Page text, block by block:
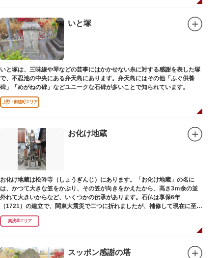
いと塚
いと塚は、三味線や琴などの芸事にはかかせない糸に対する感謝を表した塚
で、不忍池の中央にある弁天島にあります。弁天島にはその他「ふぐ供養
碑」「めがねの碑」などユニークな石碑が多いことで知られています。
上野・御徒町エリア
お化け地蔵
お化け地蔵は松吟寺（しょうぎんじ）にあります。「お化け地蔵」の名に
は、かつて大きな笠をかぶり、その笠が向きをかえたから、高さ3ｍ余の並
外れて大きいからなど、いくつかの伝承があります。石仏は享保6年
（1721）の建立で、関東大震災で二つに折れましたが、補修して現在に至っ
ています。常夜灯は、寛政2年（1790）に建てられました。
奥浅草エリア
スッポン感謝の塔